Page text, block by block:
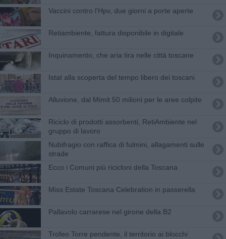
Vaccini contro l'Hpv, due giorni a porte aperte
Retiambiente, fattura disponibile in digitale
Inquinamento, che aria tira nelle città toscane
Istat alla scoperta del tempo libero dei toscani
Alluvione, dal Mimit 50 milioni per le aree colpite
Riciclo di prodotti assorbenti, RetiAmbiente nel
gruppo di lavoro
Nubifragio con raffica di fulmini, allagamenti sulle
strade
Ecco i Comuni più ricicloni della Toscana
Miss Estate Toscana Celebration in passerella
Pallavolo carrarese nel girone della B2
Trofeo Torre pendente, il territorio ai blocchi